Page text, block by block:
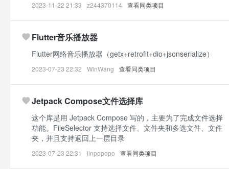
2023-11-22 21:33 z244370114 查看同类项目
Flutter音乐播放器
Flutter网络音乐播放器（getx+retrofit+dio+jsonserialize）
2023-07-23 22:32 WinWang 查看同类项目
Jetpack Compose文件选择库
这个库是用 Jetpack Compose 写的，主要为了完成文件选择
功能。FileSelector 支持选择文件、文件夹和多选文件、文件
夹，并且支持返回上一层目录
2023-07-23 22:31 linpopopo 查看同类项目